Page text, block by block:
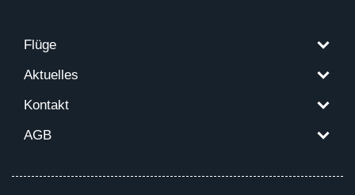
Flüge
Aktuelles
Kontakt
AGB